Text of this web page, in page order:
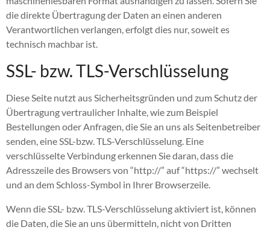
die direkte Übertragung der Daten an einen anderen
Verantwortlichen verlangen, erfolgt dies nur, soweit es
technisch machbar ist.
SSL- bzw. TLS-Verschlüsselung
Diese Seite nutzt aus Sicherheitsgründen und zum Schutz der
Übertragung vertraulicher Inhalte, wie zum Beispiel
Bestellungen oder Anfragen, die Sie an uns als Seitenbetreiber
senden, eine SSL-bzw. TLS-Verschlüsselung. Eine
verschlüsselte Verbindung erkennen Sie daran, dass die
Adresszeile des Browsers von “http://” auf “https://” wechselt
und an dem Schloss-Symbol in Ihrer Browserzeile.
Wenn die SSL- bzw. TLS-Verschlüsselung aktiviert ist, können
die Daten, die Sie an uns übermitteln, nicht von Dritten